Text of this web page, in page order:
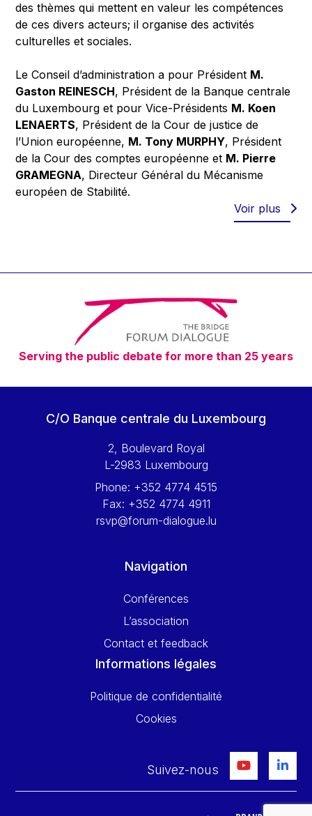
des thèmes qui mettent en valeur les compétences
de ces divers acteurs; il organise des activités
culturelles et sociales.
Le Conseil d’administration a pour Président M.
Gaston REINESCH, Président de la Banque centrale
du Luxembourg et pour Vice-Présidents M. Koen
LENAERTS, Président de la Cour de justice de
l’Union européenne, M. Tony MURPHY, Président
de la Cour des comptes européenne et M. Pierre
GRAMEGNA, Directeur Général du Mécanisme
européen de Stabilité.
Voir plus
Serving the public debate for more than 25 years
C/O Banque centrale du Luxembourg
2, Boulevard Royal
L-2983 Luxembourg
Phone: +352 4774 4515
Fax: +352 4774 4911
rsvp@forum-dialogue.lu
Navigation
Conférences
L’association
Contact et feedback
Informations légales
Politique de confidentialité
Cookies
Suivez-nous